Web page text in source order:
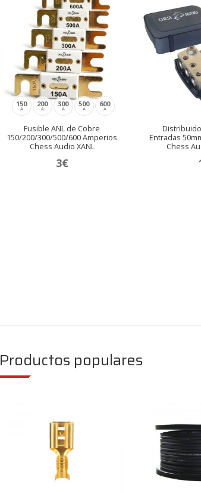
150
A
200
A
300
A
500
A
600
A
Fusible ANL de Cobre
150/200/300/500/600 Amperios
Chess Audio XANL
3€
Entradas
Chess
Productos populares